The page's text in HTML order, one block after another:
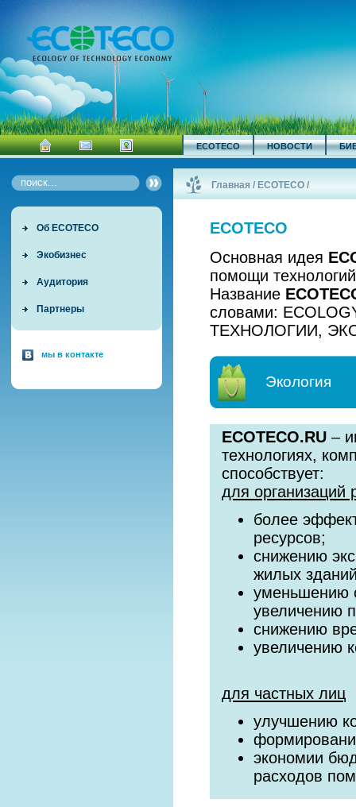
ECOTECO НОВОСТИ
Об ECOTECO
Экобизнес
Аудитория
Партнеры
мы в контакте
Главная / ECOTECO /
ECOTECO
Основная идея
помощи
Название
словами:
ТЕХНОЛОГИИ,
Экология
ECOTECO.RU –
технологиях,
способствует:
для организаций
более
ресурсов;
снижению
жилых
уменьшению
увеличению
снижению
увеличению
для частных лиц
улучшению
экономии
расходов